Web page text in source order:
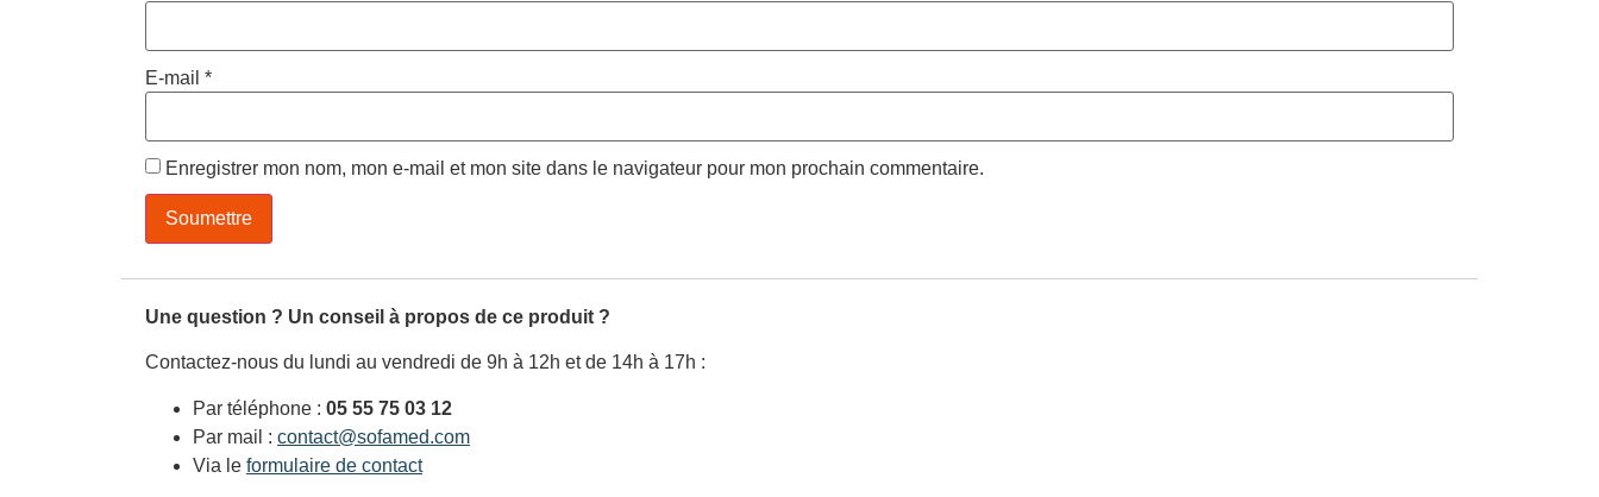
E-mail *
Enregistrer mon nom, mon e-mail et mon site dans le navigateur pour mon prochain commentaire.
Une question ? Un conseil à propos de ce produit ?
Contactez-nous du lundi au vendredi de 9h à 12h et de 14h à 17h :
Par téléphone : 05 55 75 03 12
Par mail : contact@sofamed.com
Via le formulaire de contact